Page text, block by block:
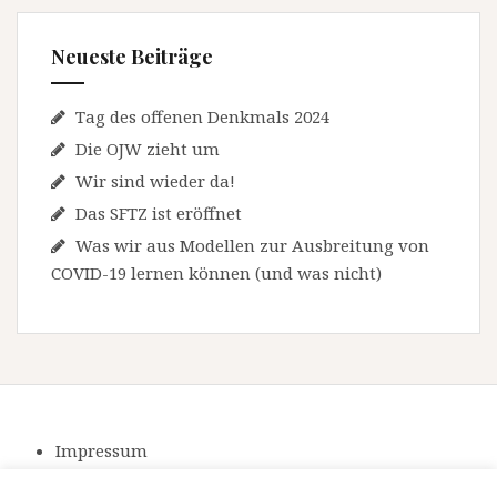
Neueste Beiträge
Tag des offenen Denkmals 2024
Die OJW zieht um
Wir sind wieder da!
Das SFTZ ist eröffnet
Was wir aus Modellen zur Ausbreitung von
COVID-19 lernen können (und was nicht)
Impressum